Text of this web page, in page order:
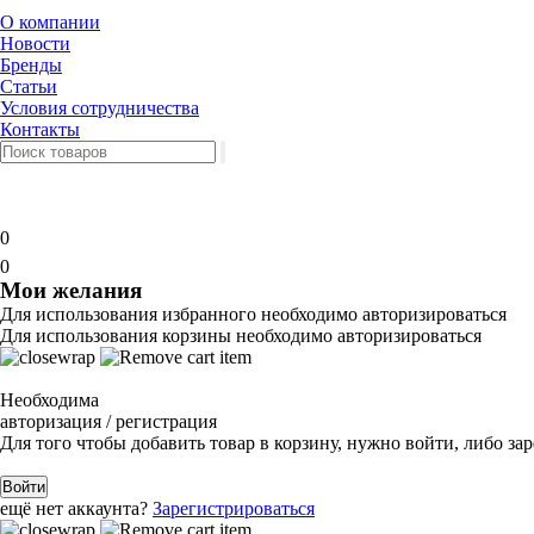
О компании
Новости
Бренды
Статьи
Условия сотрудничества
Контакты
0
0
Мои желания
Для использования избранного необходимо авторизироваться
Для использования корзины необходимо авторизироваться
Необходима
авторизация / регистрация
Для того чтобы добавить товар в корзину, нужно войти, либо
Войти
ещё нет аккаунта? Зарегистрироваться